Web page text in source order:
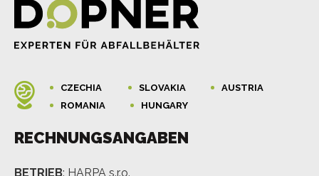
CZECHIA SLOVAKIA
AUSTRIA
ROMANIA
HUNGARY
RECHNUNGSANGABEN
BETRIEB: HARPA s.r.o.